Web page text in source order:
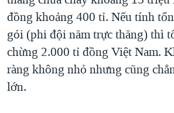
đồng khoảng 400 tỉ. Nếu tính
gói (phi đội năm trực thăng) thì
chừng 2.000 tỉ đồng Việt Nam.
ràng không nhỏ nhưng cũng
lớn.